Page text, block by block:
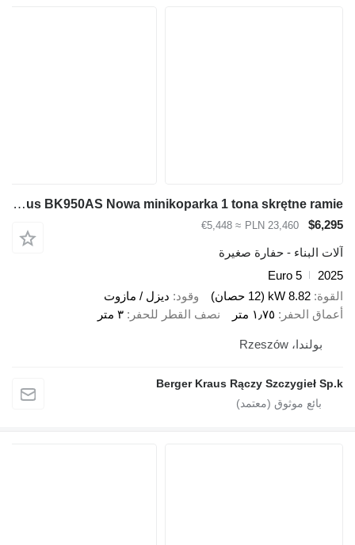
Berger Kraus BK950AS Nowa minikoparka 1 tona skrętne ramie
$6,295
PLN 23,460
≈ €5,448
آلات البناء - حفارة صغيرة
2025
Euro 5
القوة 8.82 kW (12 حصان) وقود ديزل / مازوت
أعماق الحفر
١٫٧٥ متر نصف القطر للحفر ٣ متر
بولندا، Rzeszów
Berger Kraus Rączy Szczygieł Sp.k